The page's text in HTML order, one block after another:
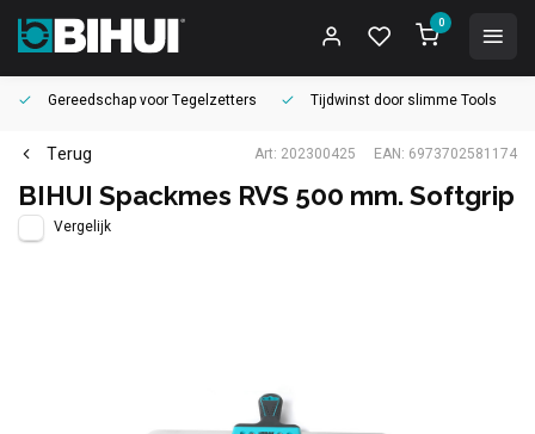
0
Gereedschap voorTegelzetters Tijdwinst door slimme Tools
Terug Art: 202300425 EAN: 6973702581174
BIHUI Spackmes RVS 500 mm. Softgrip
Vergelijk